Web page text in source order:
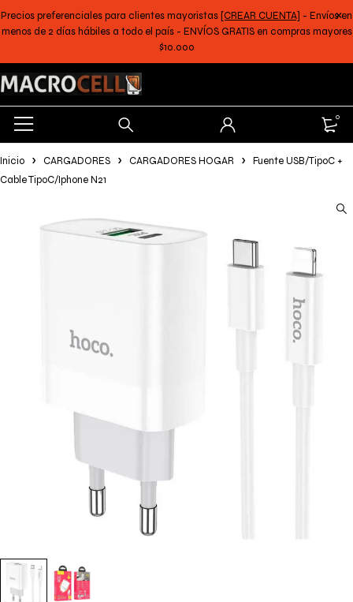
Precios preferenciales para clientes mayoristas [CREAR CUENTA] - Envíos en
menos de 2 días hábiles a todo el país - ENVÍOS GRATIS en compras mayores
$10.000
0
Inicio CARGADORES CARGADORES HOGAR
Fuente USB/TipoC +
Cable TipoC/Iphone N21